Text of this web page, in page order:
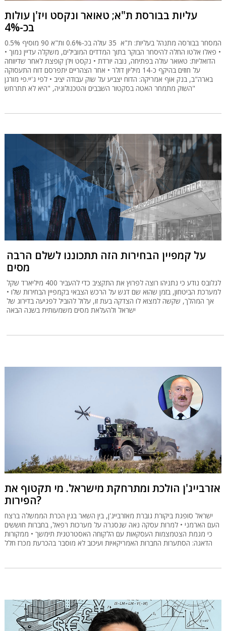
עליות בבורסת ת"א; טאואר ונקסט ויז'ן עולות
בכ-4%
המסחר בבורסה מתנהל בעליות: ת"א 35 עולה בכ-0.6% ות"א 90 מוסיף 0.5%
• פאלו אלטו החלה להיסחר הבוקר בתוך המדדים המובילים, משקלה עדיין נמוך •
הדואליות: טאואר עולה בפתיחה, נובה יורדת • נקסט ויז'ן קופצת לאחר שדיווחה
על חוזים בהיקף כ-14 מיליון דולר • אחר הצהריים יתפרסם דוח התעסוקה
בארה"ב, בנק אוף אמריקה: הדוח יצביע על שוק עבודה יציב • לפי ג'יי.פי מורגן
השוק מתמחר האטה בסקטור השבבים והטכנולוגיה, "היא לא תתרחש"
על קמפיין הבחירות הזה תתכוננו לשלם הרבה
מסים
לגלובס נודע כי נתניהו רוצה לפרוץ את התקציב כדי להעביר 400 מיליארד שקל
למערכת הביטחון, בזמן שהוא שם דגש על הרכש הצבאי בקמפיין הבחירות שלו •
אך המהלך, שקשה למצוא לו הצדקה בעת זו, עלול להוביל לפגיעה בדירוג של
ישראל ולהעלאת מסים משמעותית בשנה הבאה
אזרבייג'ן הולכת ומתרחקת מישראל. מי תקטוף את
הפירות?
ישראל סופגת ביקורת גוברת מאזרבייג'ן, בין השאר בגין הכרת הממשלה ברצח
העם הארמני • למרות עסקה נאה שנסגרה על מערכות רפאל, בחברות חוששים
כי מגמת הצטמצמות העסקאות עם הלקוחה האסטרטגית תימשך • ממקורות
הדאגה: הסתערות החברות האמריקאיות ועיכוב לא מוסבר בהכרעת מכרז חלל